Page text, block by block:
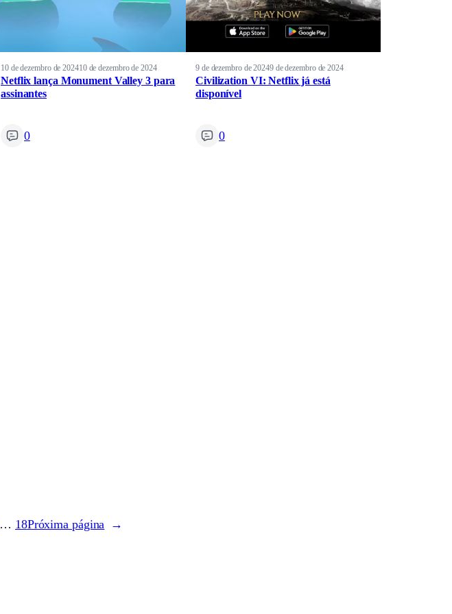
10 de dezembro de 202410 de dezembro de 2024
Netflix lança Monument Valley 3 para
assinantes
0
9 de dezembro de 20249 de dezembro de 2024
Civilization VI: Netflix já está
disponível
0
… 18Próxima página →